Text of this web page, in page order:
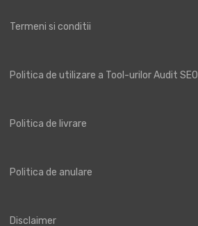
Termeni si conditii
Politica de utilizare a Tool-urilor Audit SEO
Politica de livrare
Politica de anulare
Disclaimer